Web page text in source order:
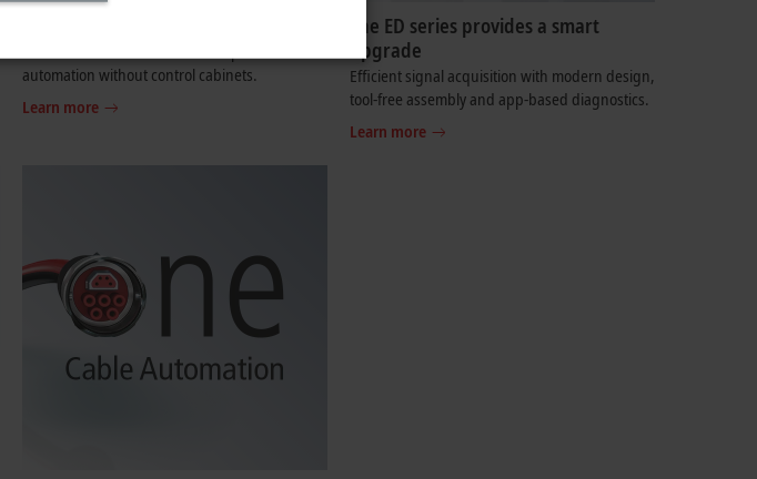
automation without control cabinets.
Learn more
The ED series provides a smart
upgrade
Efficient signal acquisition with modern design,
tool-free assembly and app-based diagnostics.
Learn more